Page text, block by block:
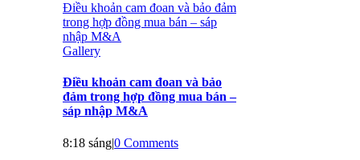
Điều khoản cam đoan và bảo đảm
trong hợp đồng mua bán – sáp
nhập M&A
Gallery
Điều khoản cam đoan và bảo
đảm trong hợp đồng mua bán –
sáp nhập M&A
8:18 sáng|0 Comments